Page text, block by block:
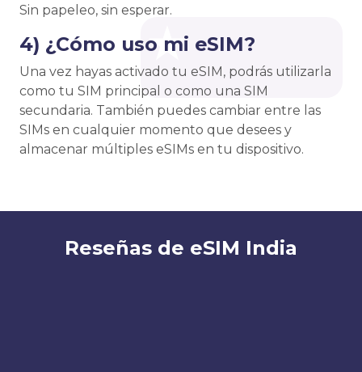
Sin papeleo, sin esperar.
4) ¿Cómo uso mi eSIM?
Una vez hayas activado tu eSIM, podrás utilizarla
como tu SIM principal o como una SIM
secundaria. También puedes cambiar entre las
SIMs en cualquier momento que desees y
almacenar múltiples eSIMs en tu dispositivo.
Reseñas de eSIM India